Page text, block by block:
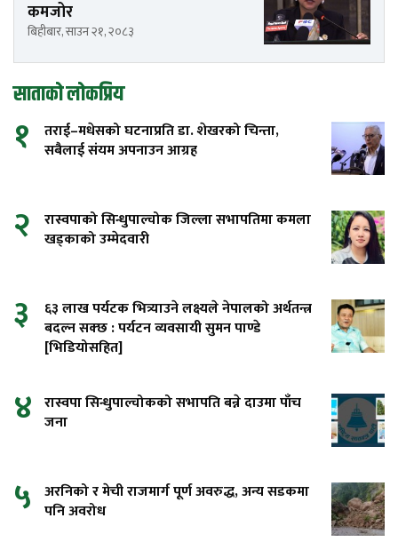
कमजोर
बिहीबार, साउन २१, २०८३
साताको लोकप्रिय
१
तराई–मधेसको घटनाप्रति डा. शेखरको चिन्ता,
सबैलाई संयम अपनाउन आग्रह
२
रास्वपाको सिन्धुपाल्चोक जिल्ला सभापतिमा कमला
खड्काको उम्मेदवारी
३
६३ लाख पर्यटक भित्र्याउने लक्ष्यले नेपालको अर्थतन्त्र
बदल्न सक्छ : पर्यटन व्यवसायी सुमन पाण्डे
[भिडियोसहित]
४ रास्वपा सिन्धुपाल्चोकको सभापति बन्ने दाउमा पाँच
जना
५ अरनिको र मेची राजमार्ग पूर्ण अवरुद्ध, अन्य सडकमा
पनि अवरोध